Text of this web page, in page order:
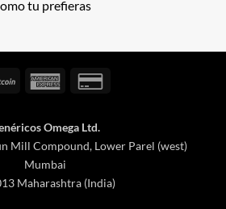
tu prefieras
BitCoin
American
Omega Ltd.
Mill Compound, Lower Parel (west)
Mumbai
Maharashtra (India)